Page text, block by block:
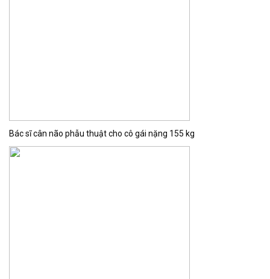
Bác sĩ cân não phẫu thuật cho cô gái nặng 155 kg